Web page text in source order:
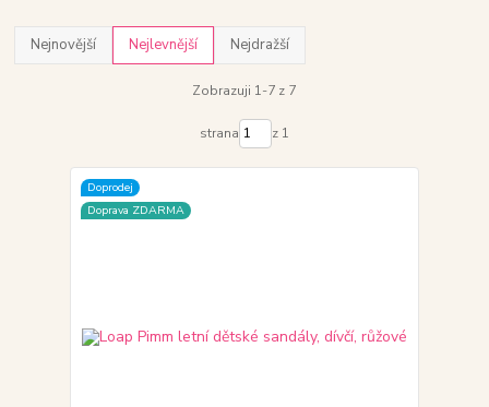
Nejnovější Nejlevnější Nejdražší
Zobrazuji 1-7 z 7
strana z 1
Doprodej
Doprava ZDARMA